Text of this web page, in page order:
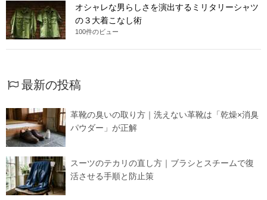
オシャレな男らしさを演出するミリタリーシャツ
の３大着こなし術
100件のビュー
最新の投稿
革靴の臭いの取り方｜洗えない革靴は「乾燥×消臭
パウダー」が正解
スーツのテカリの直し方｜ブラシとスチームで復
活させる手順と防止策